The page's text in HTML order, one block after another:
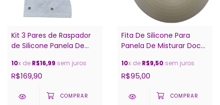
Kit 3 Pares de Raspador
de Silicone Panela De
Fácil - Mod. 28
10x de R$16,99 sem juros
R$169,90
Fita De Silicone Para
Panela De Misturar Doces
10x de R$9,50 sem juros
R$95,00